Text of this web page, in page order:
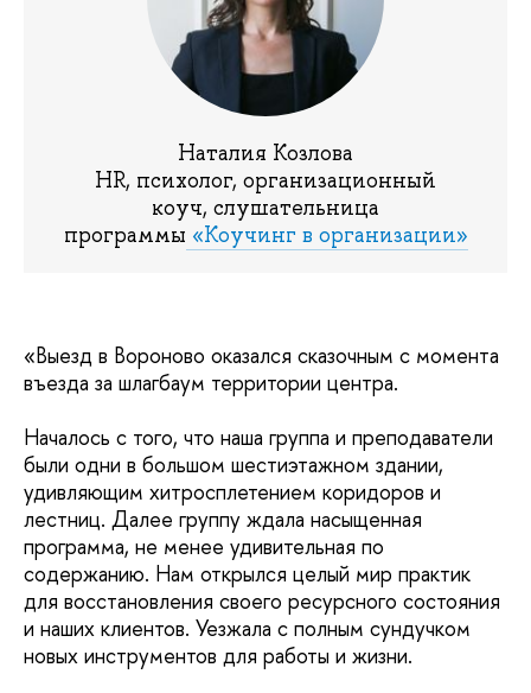
Наталия Козлова
HR, психолог, организационный
коуч, слушательница
программы «Коучинг в организации»
«Выезд в Вороново оказался сказочным с момента
въезда за шлагбаум территории центра.
Началось с того, что наша группа и преподаватели
были одни в большом шестиэтажном здании,
удивляющим хитросплетением коридоров и
лестниц. Далее группу ждала насыщенная
программа, не менее удивительная по
содержанию. Нам открылся целый мир практик
для восстановления своего ресурсного состояния
и наших клиентов. Уезжала с полным сундучком
новых инструментов для работы и жизни.